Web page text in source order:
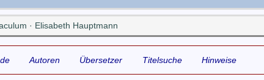
· Elisabeth Hauptmann
Autoren Übersetzer Titelsuche Hinweise